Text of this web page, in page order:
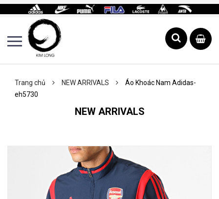
Trang chủ NEW ARRIVALS
Áo Khoác Nam Adidas-
eh5730
NEW ARRIVALS